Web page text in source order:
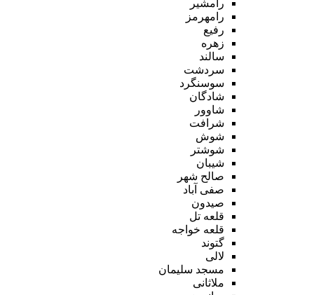
رامشیر
رامهرمز
رفیع
زهره
سالند
سردشت
سوسنگرد
شادگان
شاوور
شرافت
شوش
شوشتر
شیبان
صالح شهر
صفی آباد
صیدون
قلعه تل
قلعه خواجه
گتوند
لالی
مسجد سلیمان
ملاثانی